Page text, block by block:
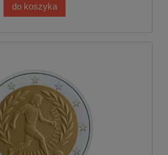
do koszyka